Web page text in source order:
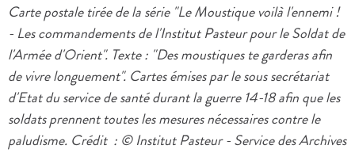
Carte postale tirée de la série "Le Moustique voilà l'ennemi !
- Les commandements de l'Institut Pasteur pour le Soldat de
l'Armée d'Orient". Texte : "Des moustiques te garderas afin
de vivre longuement". Cartes émises par le sous secrétariat
d'Etat du service de santé durant la guerre 14-18 afin que les
soldats prennent toutes les mesures nécessaires contre le
paludisme. Crédit : © Institut Pasteur - Service des Archives